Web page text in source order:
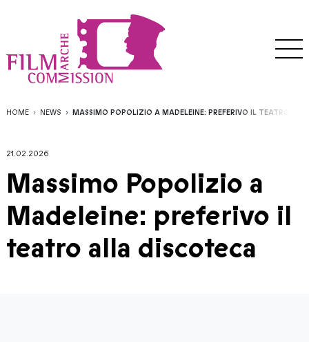
HOME NEWS MASSIMO POPOLIZIO A MADELEINE: PREFERIVO IL TEATRO
21.02.2026
Massimo Popolizio a
Madeleine: preferivo il
teatro alla discoteca